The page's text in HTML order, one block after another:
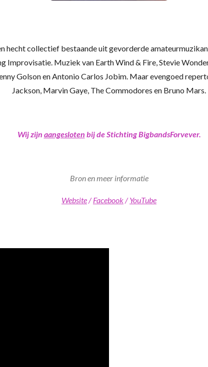
hecht collectief bestaande uit gevorderde
Improvisatie. Muziek van Earth Wind & Fire, Stevie
Golson en Antonio Carlos Jobim. Maar evengoed
Jackson, Marvin Gaye, The Commodores en Bruno Mars.
Wij zijn aangesloten bij de Stichting BigbandsForvever.
Bron en meer informatie
Website/Facebook/YouTube